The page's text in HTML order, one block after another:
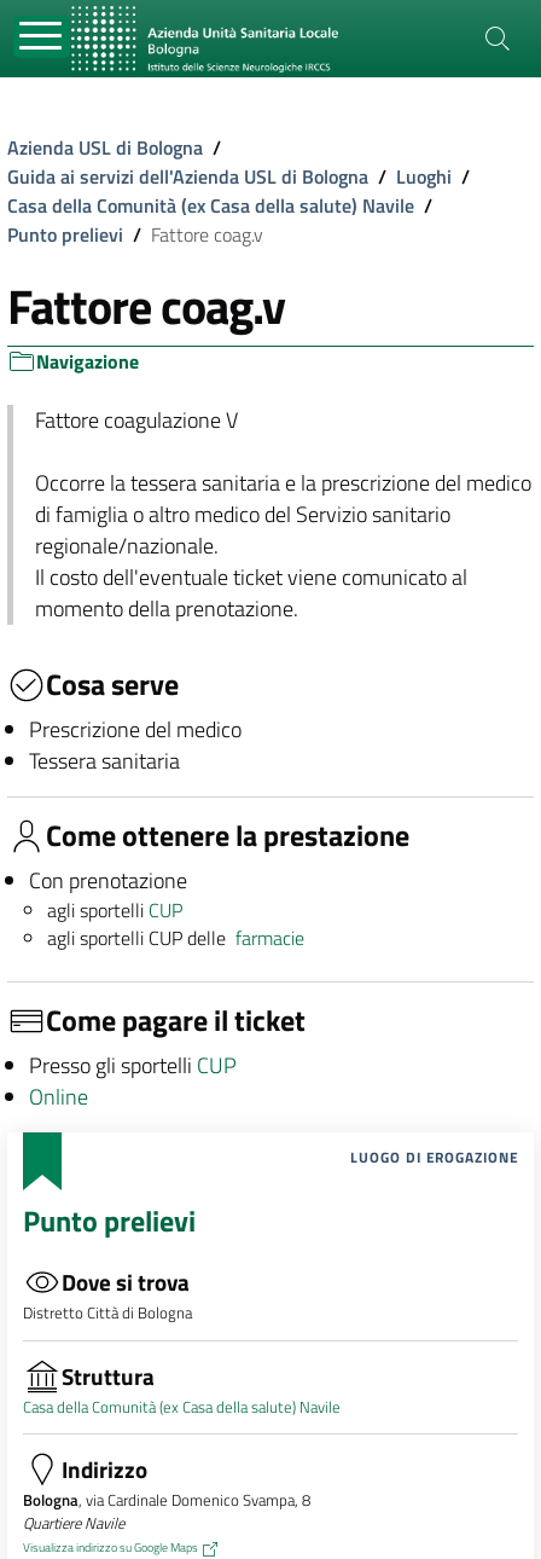
Azienda USL di Bologna /
Guida ai servizi dell'Azienda USL di Bologna / Luoghi /
Casa della Comunità (ex Casa della salute) Navile /
Punto prelievi / Fattore coag.v
Fattore coag.v
Navigazione
Fattore coagulazione V
Occorre la tessera sanitaria e la prescrizione del medico
di famiglia o altro medico del Servizio sanitario
regionale/nazionale.
Il costo dell'eventuale ticket viene comunicato al
momento della prenotazione.
Cosa serve
Prescrizione del medico
Tessera sanitaria
Come ottenere la prestazione
Con prenotazione
agli sportelli CUP
agli sportelli CUP dellefarmacie
Come pagare il ticket
Presso gli sportelli CUP
Online
LUOGO DI EROGAZIONE
Punto prelievi
Dove si trova
Distretto Città di Bologna
Struttura
Casa della Comunità (ex Casa della salute) Navile
Indirizzo
Bologna, via Cardinale Domenico Svampa, 8
Quartiere Navile
Visualizza indirizzo su Google Maps